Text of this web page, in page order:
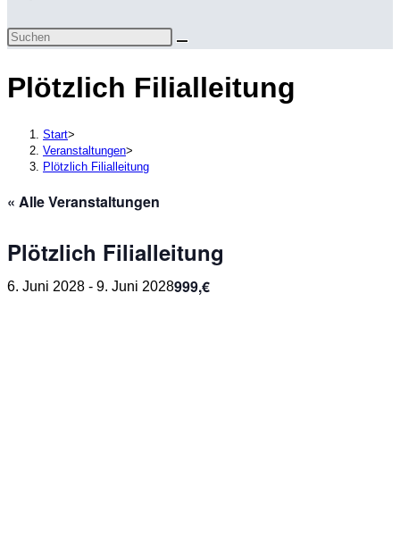
umschalten
Diese
durchsuchen
Plötzlich Filialleitung
Start>
Veranstaltungen>
Plötzlich Filialleitung
« Alle Veranstaltungen
Plötzlich Filialleitung
6. Juni 2028 - 9. Juni 2028999,€